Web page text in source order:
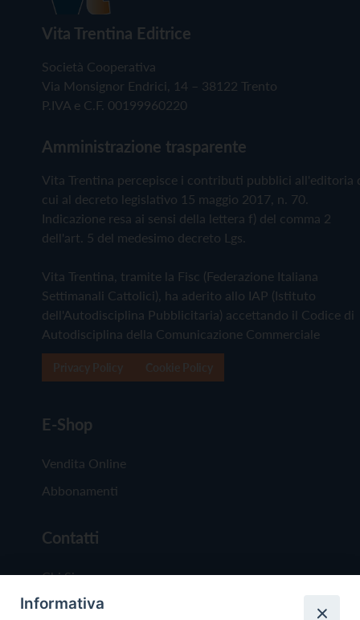
Vita Trentina Editrice
Società Cooperativa
Via Monsignor Endrici, 14 – 38122 Trento
P.IVA e C.F. 00199960220
Amministrazione trasparente
Vita Trentina percepisce i contributi pubblici all'editoria
cui al decreto legislativo 15 maggio 2017, n. 70.
Indicazione resa ai sensi della lettera f) del comma 2
dell'art. 5 del medesimo decreto Lgs.
Vita Trentina, tramite la Fisc (Federazione Italiana
Settimanali Cattolici), ha aderito allo IAP (Istituto
dell'Autodisciplina Pubblicitaria) accettando il Codice di
Autodisciplina della Comunicazione Commerciale
E-Shop
Vendita Online
Abbonamenti
Contatti
Chi Siamo
Redazione
Informativa